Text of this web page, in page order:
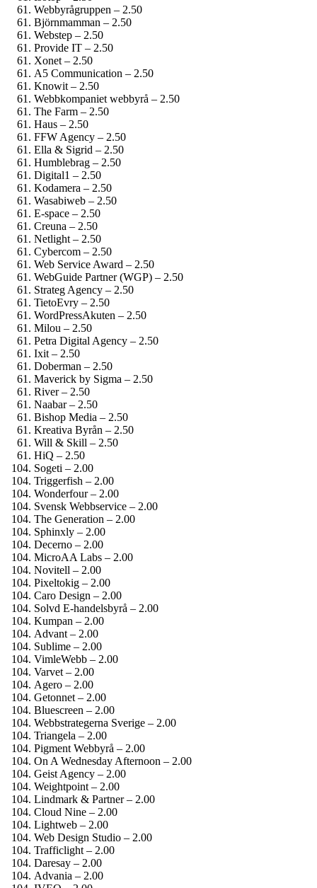
Webbyrågruppen – 2.50
Björnmamman – 2.50
Webstep – 2.50
Provide IT – 2.50
Xonet – 2.50
A5 Communication – 2.50
Knowit – 2.50
Webbkompaniet webbyrå – 2.50
The Farm – 2.50
Haus – 2.50
FFW Agency – 2.50
Ella & Sigrid – 2.50
Humblebrag – 2.50
Digital1 – 2.50
Kodamera – 2.50
Wasabiweb – 2.50
E-space – 2.50
Creuna – 2.50
Netlight – 2.50
Cybercom – 2.50
Web Service Award – 2.50
WebGuide Partner (WGP) – 2.50
Strateg Agency – 2.50
TietoEvry – 2.50
WordPressAkuten – 2.50
Milou – 2.50
Petra Digital Agency – 2.50
Ixit – 2.50
Doberman – 2.50
Maverick by Sigma – 2.50
River – 2.50
Naabar – 2.50
Bishop Media – 2.50
Kreativa Byrån – 2.50
Will & Skill – 2.50
HiQ – 2.50
Sogeti – 2.00
Triggerfish – 2.00
Wonderfour – 2.00
Svensk Webbservice – 2.00
The Generation – 2.00
Sphinxly – 2.00
Decerno – 2.00
MicroAA Labs – 2.00
Novitell – 2.00
Pixeltokig – 2.00
Caro Design – 2.00
Solvd E-handelsbyrå – 2.00
Kumpan – 2.00
Advant – 2.00
Sublime – 2.00
VimleWebb – 2.00
Varvet – 2.00
Agero – 2.00
Getonnet – 2.00
Bluescreen – 2.00
Webbstrategerna Sverige – 2.00
Triangela – 2.00
Pigment Webbyrå – 2.00
On A Wednesday Afternoon – 2.00
Geist Agency – 2.00
Weightpoint – 2.00
Lindmark & Partner – 2.00
Cloud Nine – 2.00
Lightweb – 2.00
Web Design Studio – 2.00
Trafficlight – 2.00
Daresay – 2.00
Advania – 2.00